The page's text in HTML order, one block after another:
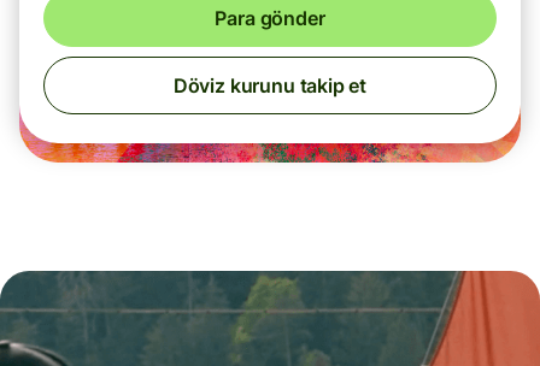
Para gönder
Döviz kurunu takip et